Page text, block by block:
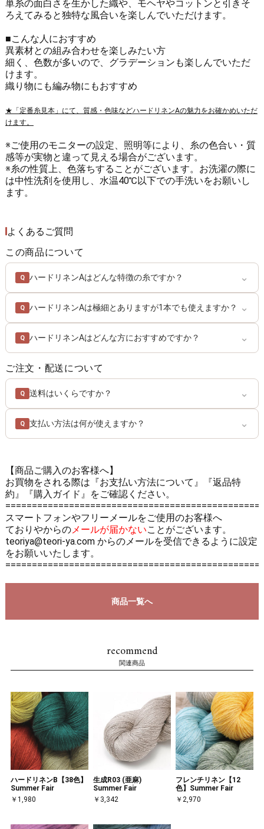
単糸の面白さを生かした織や、モヘヤやコットンと引きそ
ろえてみると独特な風合いを楽しんでいただけます。
■こんな人におすすめ
異素材との組み合わせを楽しみたい方
細く、色数が多いので、グラデーションも楽しんでいただ
けます。
織り物にも編み物にもおすすめ
★「定番糸見本」にて、質感・色味などハードリネンAの魅力をお確かめいただ
けます。
※ご使用のモニターの設定、照明等により、糸の色合い・質
感等が実物と違って見える場合がございます。
※糸の性質上、色落ちすることがございます。お洗濯の際に
は中性洗剤を使用し、水温40℃以下での手洗いをお願いし
ます。
よくあるご質問
この商品について
Q ハードリネンAはどんな特徴の糸ですか？ ⌄
Q ハードリネンAは極細とありますが1本でも使えますか？ ⌄
Q ハードリネンAはどんな方におすすめですか？ ⌄
ご注文・配送について
Q 送料はいくらですか？ ⌄
Q 支払い方法は何が使えますか？ ⌄
【商品ご購入のお客様へ】
お買物をされる際は 『お支払い方法について』
『返品特
約』
『購入ガイド』 をご確認ください。
スマートフォンやフリーメールをご使用のお客様へ
ておりやからのメールが届かないことがございます。
teoriya@teori-ya.com からのメールを受信できるように設定
をお願いいたします。
商品一覧へ
recommend
関連商品
ハードリネンB【38色】
Summer Fair
￥1,980
生成R03 (亜麻)
Summer Fair
￥3,342
フレンチリネン【12
色】Summer Fair
￥2,970